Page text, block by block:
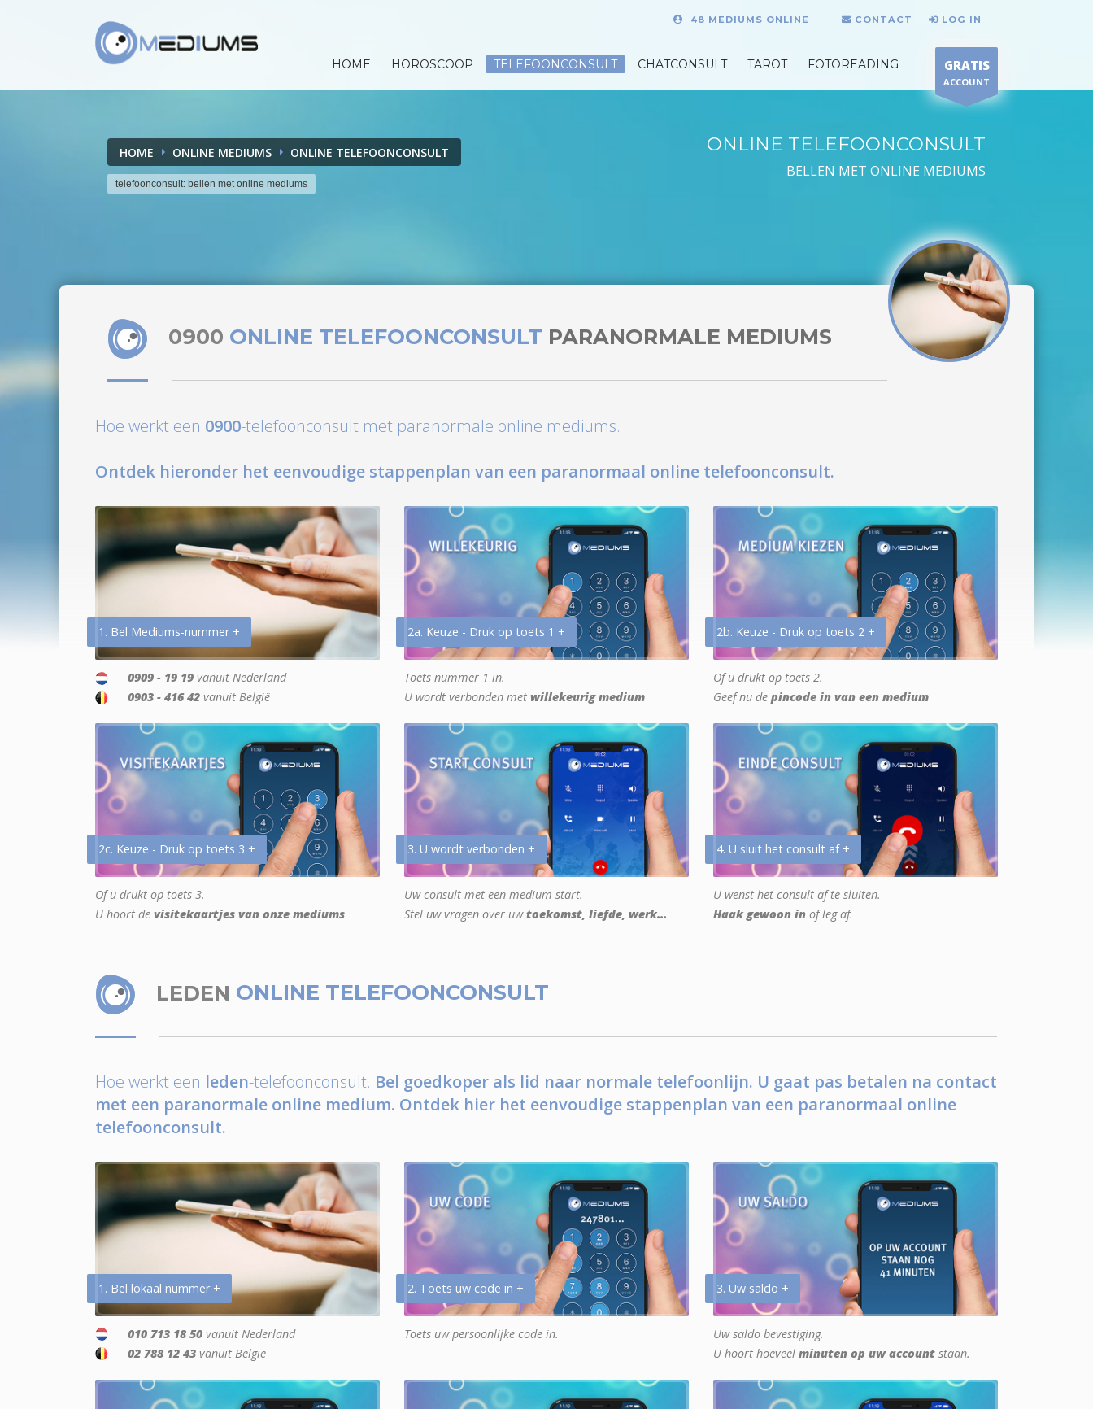
48 MEDIUMS ONLINE CONTACT LOG IN
HOME HOROSCOOP TELEFOONCONSULT CHATCONSULT TAROT FOTOREADING GRATIS
ACCOUNT
HOME ONLINE MEDIUMS ONLINE TELEFOONCONSULT
telefoonconsult: bellen met online mediums
ONLINE TELEFOONCONSULT
BELLEN MET ONLINE MEDIUMS
0900 ONLINE TELEFOONCONSULT PARANORMALE MEDIUMS
Hoe werkt een 0900-telefoonconsult met paranormale online mediums.
Ontdek hieronder het eenvoudige stappenplan van een paranormaal online telefoonconsult.
1. Bel Mediums-nummer +
0909 - 19 19 vanuit Nederland
0903 - 416 42 vanuit België
2a. Keuze - Druk op toets 1 +
Toets nummer 1 in.
U wordt verbonden met willekeurig medium
2b. Keuze - Druk op toets 2 +
Of u drukt op toets 2.
Geef nu de pincode in van een medium
2c. Keuze - Druk op toets 3 +
Of u drukt op toets 3.
U hoort de visitekaartjes van onze mediums
3. U wordt verbonden +
Uw consult met een medium start.
Stel uw vragen over uwtoekomst, liefde, werk...
4. U sluit het consult af +
U wenst het consult af te sluiten.
Haak gewoon in of leg af.
LEDEN ONLINE TELEFOONCONSULT
Hoe werkt een leden-telefoonconsult. Bel goedkoper als lid naar normale telefoonlijn. U gaat pas betalen na contact
met een paranormale online medium. Ontdek hier het eenvoudige stappenplan van een paranormaal online
telefoonconsult.
1. Bel lokaal nummer +
010 713 18 50 vanuit Nederland
02 788 12 43 vanuit België
2. Toets uw code in +
Toets uw persoonlijke code in.
3. Uw saldo +
Uw saldo bevestiging.
U hoort hoeveel minuten op uw account staan.